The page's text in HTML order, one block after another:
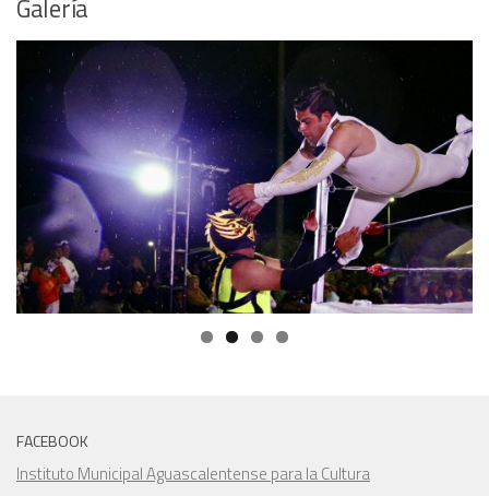
Galería
FACEBOOK
Instituto Municipal Aguascalentense para la Cultura